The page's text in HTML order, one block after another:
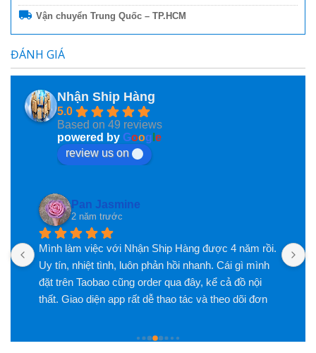
Vận chuyển Trung Quốc – TP.HCM
ĐÁNH GIÁ
Nhận Ship Hàng
5.0
Based on 49 reviews
powered by Goog e
review us on
Pan Jasmine
2 năm trước
Mình làm việc với Nhận Ship Hàng được 4 năm rồi.
Uy tín, nhiệt tình, luôn phản hồi nhanh. Cái gì mình
đặt trên Taobao cũng order qua đây, kể cả đồ nội
thất. Giao diện app rất dễ thao tác và theo dõi đơn
dịch vụ họ mang lại. Có vấn đề xảy ra cũng hỗ trợ